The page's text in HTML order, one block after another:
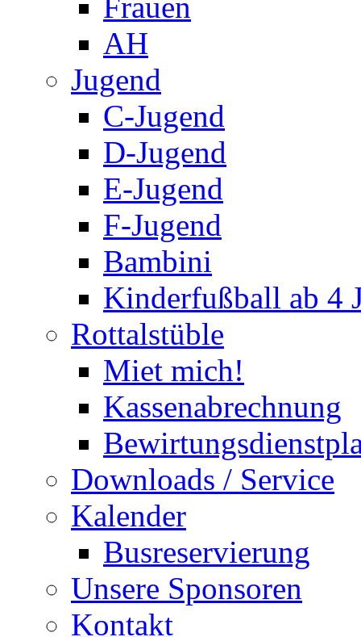
AH
Jugend
C-Jugend
D-Jugend
E-Jugend
F-Jugend
Bambini
Kinderfußball ab 4
Rottalstüble
Miet mich!
Kassenabrechnung
Downloads / Service
Kalender
Busreservierung
Unsere Sponsoren
Kontakt